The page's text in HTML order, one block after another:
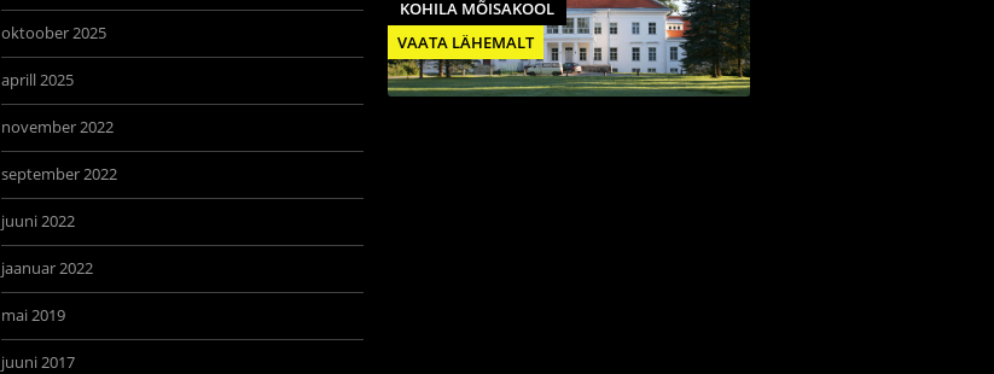
oktoober 2025
aprill 2025
november 2022
september 2022
juuni 2022
jaanuar 2022
mai 2019
juuni 2017
KOHILA MÕISAKOOL
VAATA LÄHEMALT